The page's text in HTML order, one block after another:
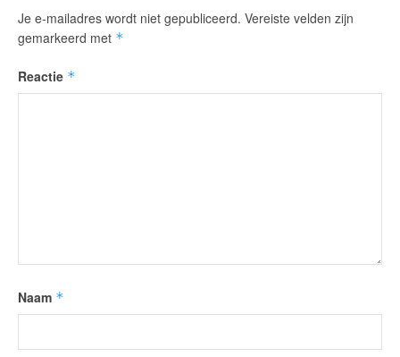
Je e-mailadres wordt niet gepubliceerd. Vereiste velden zijn
gemarkeerd met *
Reactie *
Naam *